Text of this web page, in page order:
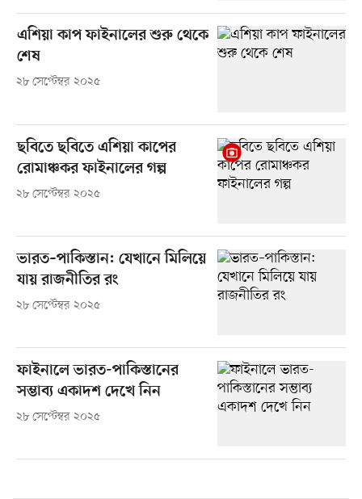
এশিয়া কাপ ফাইনালের শুরু থেকে
শেষ
২৮ সেপ্টেম্বর ২০২৫
ছবিতে ছবিতে এশিয়া কাপের
রোমাঞ্চকর ফাইনালের গল্প
২৮ সেপ্টেম্বর ২০২৫
ভারত–পাকিস্তান: যেখানে মিলিয়ে
যায় রাজনীতির রং
২৮ সেপ্টেম্বর ২০২৫
ফাইনালে ভারত-পাকিস্তানের
সম্ভাব্য একাদশ দেখে নিন
২৮ সেপ্টেম্বর ২০২৫